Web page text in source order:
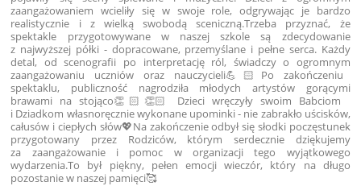
zaangażowaniem wcieliły się w swoje role, odgrywając je bardzo
realistycznie i z wielką swobodą sceniczną.Trzeba przyznać, że
spektakle przygotowywane w naszej szkole są zdecydowanie
z najwyższej półki - dopracowane, przemyślane i pełne serca. Każdy
detal, od scenografii po interpretację ról, świadczy o ogromnym
zaangażowaniu uczniów oraz nauczycieli💪🏻 Po zakończeniu
spektaklu, publiczność nagrodziła młodych artystów gorącymi
brawami na stojąco👏🏻👏🏻 Dzieci wręczyły swoim Babciom
i Dziadkom własnoręcznie wykonane upominki - nie zabrakło uścisków,
całusów i ciepłych słów💖Na zakończenie odbył się słodki poczęstunek
przygotowany przez Rodziców, którym serdecznie dziękujemy
za zaangażowanie i pomoc w organizacji tego wyjątkowego
wydarzenia.To był piękny, pełen emocji wieczór, który na długo
pozostanie w naszej pamięci🥰